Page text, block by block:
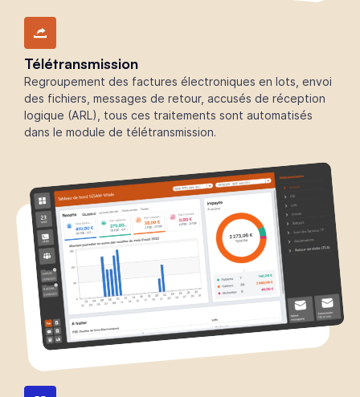
Télétransmission
Regroupement des factures électroniques en lots, envoi
des fichiers, messages de retour, accusés de réception
logique (ARL), tous ces traitements sont automatisés
dans le module de télétransmission.